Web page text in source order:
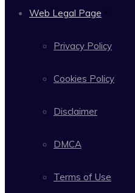
Web Legal Page
Privacy Policy
Cookies Policy
Disclaimer
DMCA
Terms of Use